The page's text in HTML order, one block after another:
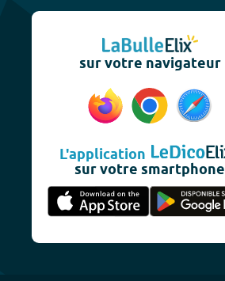
sur votre navigateur
L'application
sur votre smartphone